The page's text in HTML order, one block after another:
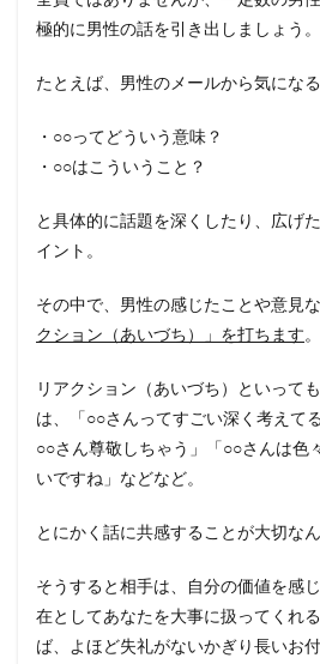
極的に男性の話を引き出しましょう。
たとえば、男性のメールから気にな
・○○ってどういう意味？
・○○はこういうこと？
と具体的に話題を深くしたり、広げ
イント。
その中で、男性の感じたことや意見
クション（あいづち）」を打ちます。
リアクション（あいづち）といって
は、「○○さんってすごい深く考えて
○○さん尊敬しちゃう」「○○さんは色
いですね」などなど。
とにかく話に共感することが大切なん
そうすると相手は、自分の価値を感
在としてあなたを大事に扱ってくれ
ば、よほど失礼がないかぎり長いお